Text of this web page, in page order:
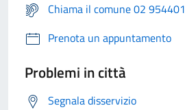
Chiama il comune 02 954401
Prenota un appuntamento
Problemi in città
Segnala disservizio